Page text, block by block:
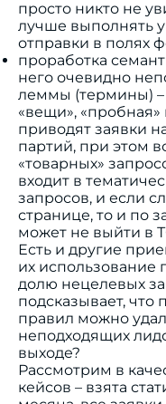
просто никто не
лучше выполнять
отправки в полях
проработка
него очевидно
леммы (термины) –
«вещи», «пробная»
приводят заявки
партий, при этом
«товарных»
входит в
запросов, и если
странице, то и по
может не выйти в
Есть и другие
их использование
долю нецелевых
подсказывает,
правил можно
неподходящих
выходе?
Рассмотрим в
кейсов – взята